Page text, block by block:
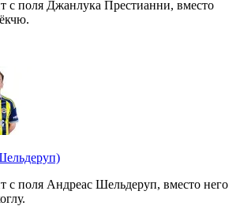
с поля Джанлука Престианни, вместо
с поля Андреас Шельдеруп, вместо него